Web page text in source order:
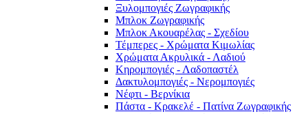
Ξυλομπογιές Ζωγραφικής
Μπλοκ Ζωγραφικής
Μπλοκ Ακουαρέλας - Σχεδίου
Τέμπερες - Χρώματα Κιμωλίας
Χρώματα Ακρυλικά - Λαδιού
Κηρομπογιές - Λαδοπαστέλ
Δακτυλομπογιές - Νερομπογιές
Νέφτι - Βερνίκια
Πάστα - Κρακελέ - Πατίνα Ζωγραφικής